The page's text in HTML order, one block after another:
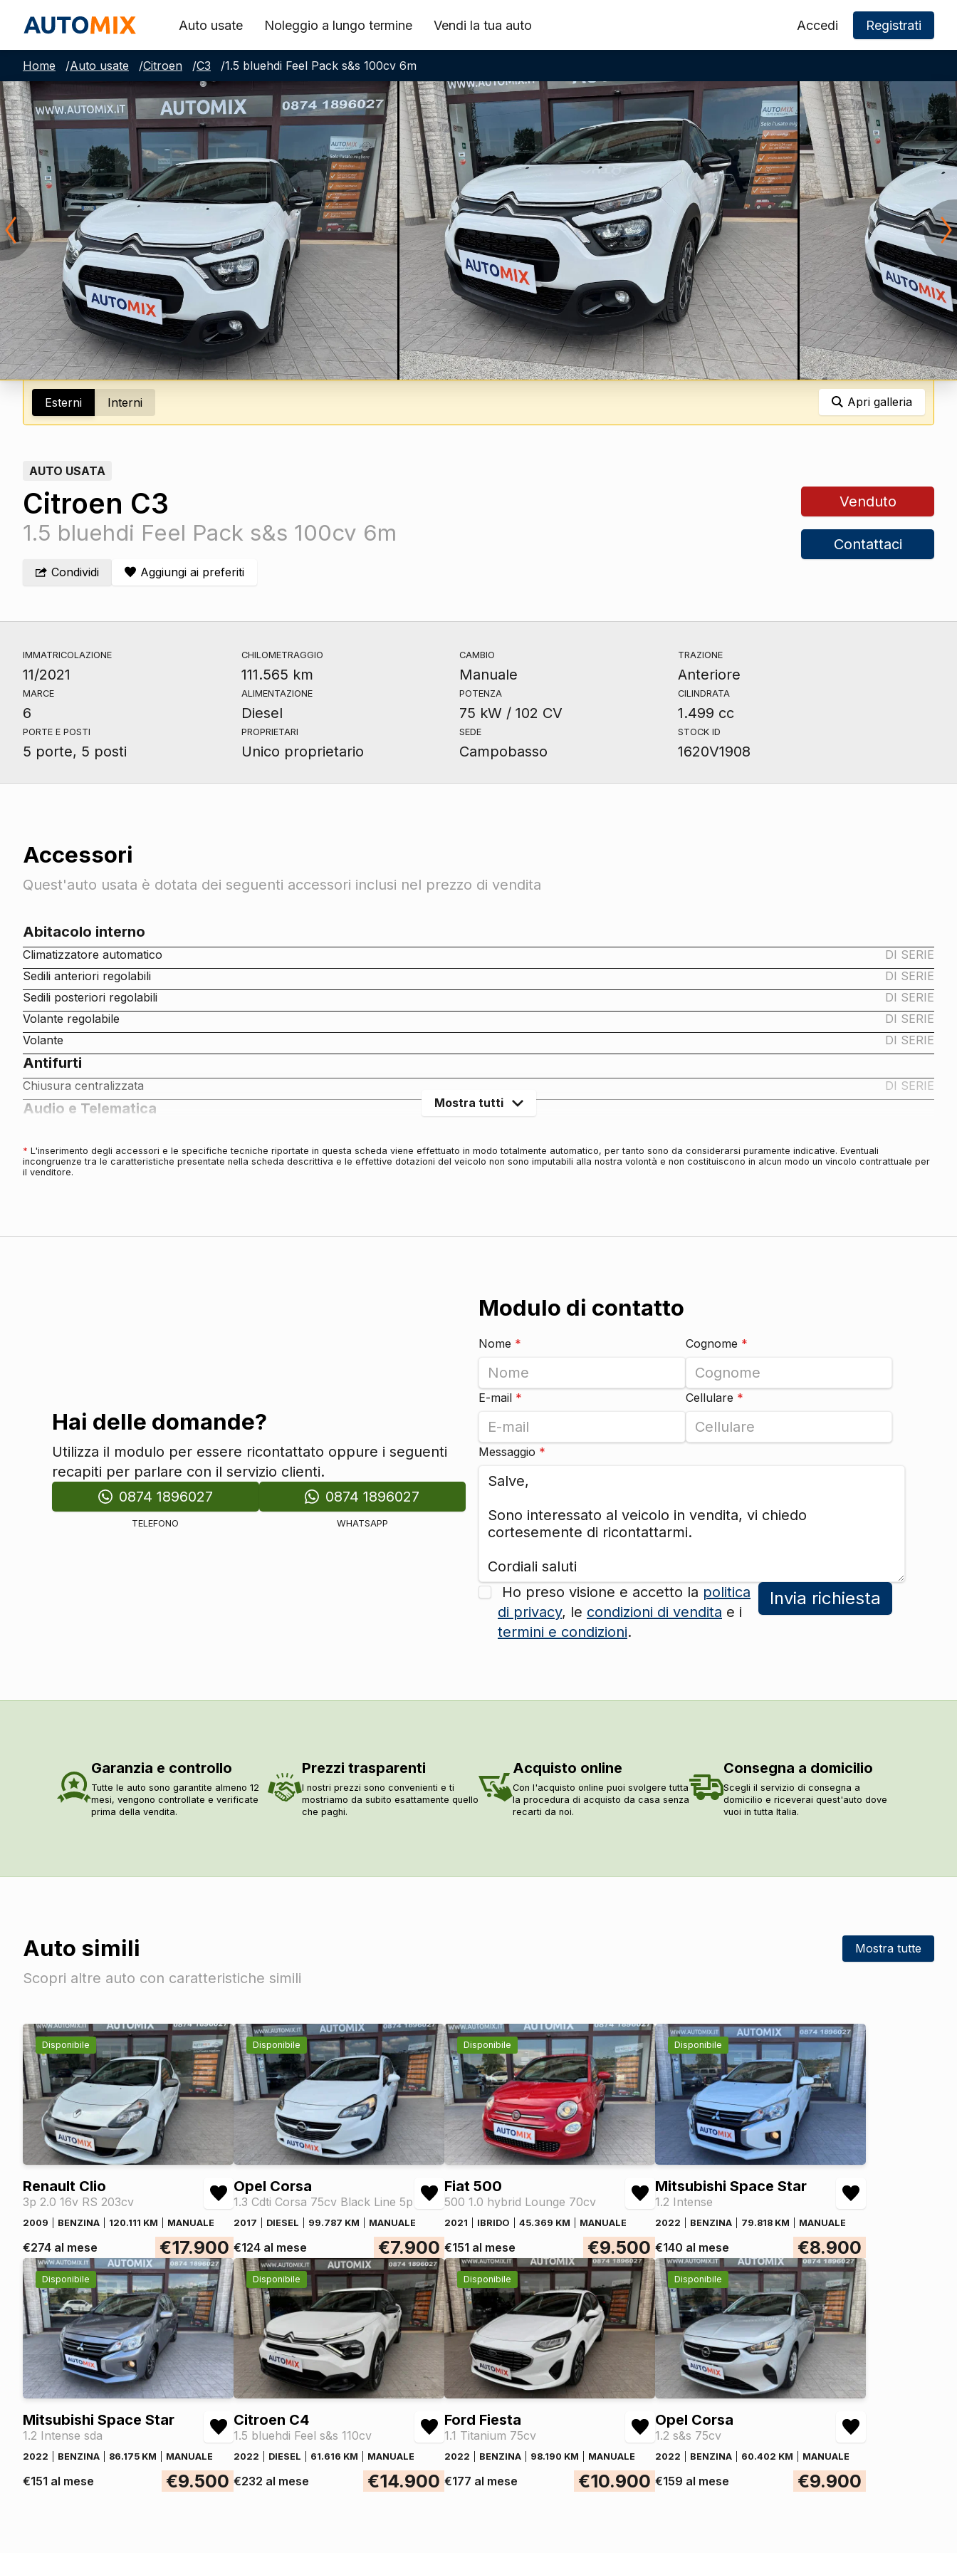
Auto usate Noleggio a lungo termine Vendi la tua auto Accedi Registrati
Home /Auto usate /Citroen /C3 /1.5 bluehdi Feel Pack s&s 100cv 6m
Esterni Interni Apri galleria
AUTO USATA
Citroen C3
1.5 bluehdi Feel Pack s&s 100cv 6m
Condividi Aggiungi ai preferiti
Venduto
Contattaci
IMMATRICOLAZIONE
11/2021
CHILOMETRAGGIO
111.565 km
CAMBIO
Manuale
TRAZIONE
Anteriore
MARCE
6
ALIMENTAZIONE
Diesel
POTENZA
75 kW / 102 CV
CILINDRATA
1.499 cc
PORTE E POSTI
5 porte, 5 posti
PROPRIETARI
Unico proprietario
SEDE
Campobasso
STOCK ID
1620V1908
Accessori
Quest'auto usata è dotata dei seguenti accessori inclusi nel prezzo di vendita
Abitacolo interno
Climatizzatore automatico
DI SERIE
Sedili anteriori regolabili
DI SERIE
Sedili posteriori regolabili
DI SERIE
Volante regolabile
DI SERIE
Volante
DI SERIE
Antifurti
Chiusura centralizzata DI SERIE
Audio e Telematica
Altoparlanti 6
Computer di bordo
Fendinebbia
DI SERIE
Interni
Interni in tessuto
Poggiatesta
Poggiatesta posteriori
DI SERIE
DI SERIE
Regolatore di velocità - cruise control
DI SERIE
Assistente alla frenata
Assistente per partenze in salita
Fissaggi isofix
Vetri
Mostra tutti
* L'inserimento degli accessori e le specifiche tecniche riportate in questa scheda viene effettuato in modo totalmente automatico, per tanto sono da considerarsi puramente indicative. Eventuali
incongruenze tra le caratteristiche presentate nella scheda descrittiva e le effettive dotazioni del veicolo non sono imputabili alla nostra volontà e non costituiscono in alcun modo un vincolo contrattuale per
il venditore.
Hai delle domande?
Utilizza il modulo per essere ricontattato oppure i seguenti
recapiti per parlare con il servizio clienti.
0874 1896027
TELEFONO
0874 1896027
WHATSAPP
Modulo di contatto
Nome * Cognome *
E-mail * Cellulare *
Messaggio *
Ho preso visione e accetto la politica
di privacy, le condizioni di vendita e i
termini e condizioni.
Invia richiesta
Garanzia e controllo
Tutte le auto sono garantite almeno 12
mesi, vengono controllate e verificate
prima della vendita.
Prezzi trasparenti
I nostri prezzi sono convenienti e ti
mostriamo da subito esattamente quello
che paghi.
Acquisto online
Con l'acquisto online puoi svolgere tutta
la procedura di acquisto da casa senza
recarti da noi.
Consegna a domicilio
Scegli il servizio di consegna a
domicilio e riceverai quest'auto dove
vuoi in tutta Italia.
Auto simili
Scopri altre auto con caratteristiche simili
Mostra tutte
Disponibile
Renault Clio
3p 2.0 16v RS 203cv
2009 BENZINA 120.111 KM MANUALE
€274 al mese €17.900
Disponibile
Opel Corsa
1.3 Cdti Corsa 75cv Black Line 5p
2017 DIESEL 99.787 KM MANUALE
€124 al mese €7.900
Disponibile
Fiat 500
500 1.0 hybrid Lounge 70cv
2021 IBRIDO 45.369 KM MANUALE
€151 al mese €9.500
Disponibile
Mitsubishi Space Star
1.2 Intense
2022 BENZINA 79.818 KM MANUALE
€140 al mese €8.900
Disponibile
Mitsubishi Space Star
1.2 Intense sda
2022 BENZINA 86.175 KM MANUALE
€151 al mese €9.500
Disponibile
Citroen C4
1.5 bluehdi Feel s&s 110cv
2022 DIESEL 61.616 KM MANUALE
€232 al mese €14.900
Disponibile
Ford Fiesta
1.1 Titanium 75cv
2022 BENZINA 98.190 KM MANUALE
€177 al mese €10.900
Disponibile
Opel Corsa
1.2 s&s 75cv
2022 BENZINA 60.402 KM MANUALE
€159 al mese €9.900